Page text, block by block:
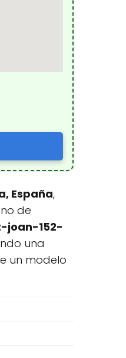
España,
de
joan-152-
una
un modelo